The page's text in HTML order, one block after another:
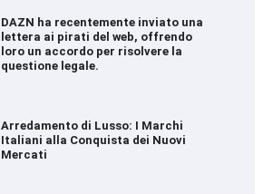
DAZN ha recentemente inviato una
lettera ai pirati del web, offrendo
loro un accordo per risolvere la
questione legale.
Arredamento di Lusso: I Marchi
Italiani alla Conquista dei Nuovi
Mercati